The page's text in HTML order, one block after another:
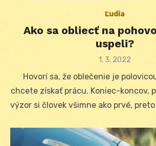
Ľudia
Ako sa obliecť na
uspeli?
Posted
1. 3. 2022
Hovorí sa, že oblečenie je
chcete získať prácu. Koniec-koncov,
výzor si človek všimne ako prvé,